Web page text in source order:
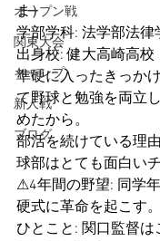
オープン戦
関東大会
キャンプ
新人戦
ブログ
ま）
学部学科: 法学部法律
出身校: 健大高崎高校
準硬に入ったきっか
て野球と勉強を両立
めたから。
部活を続けている理
球部はとても面白い
⚠︎4年間の野望: 同学
硬式に革命を起こす。
ひとこと: 関口監督は